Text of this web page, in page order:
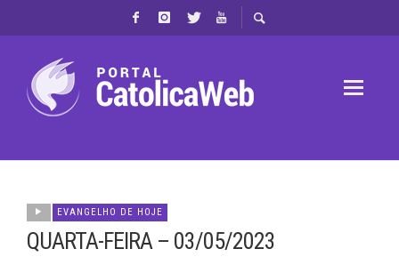
EVANGELHO DE HOJE
QUARTA-FEIRA – 03/05/2023